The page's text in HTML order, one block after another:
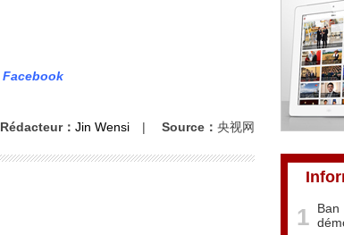
Facebook
Rédacteur： Jin Wensi | Source： 央视网
1
Ban